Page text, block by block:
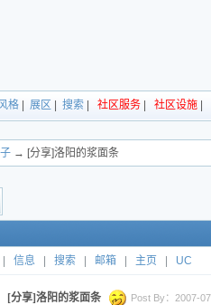
格 展区 搜索 社区服务 社区设施
→ [分享]洛阳的浆面条
信息 搜索 邮箱 主页 UC
[分享]洛阳的浆面条 Post By：2007-